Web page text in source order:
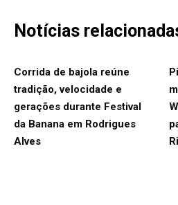
Notícias
Corrida de bajola reúne
tradição, velocidade e
gerações durante Festival
da Banana em Rodrigues
Alves